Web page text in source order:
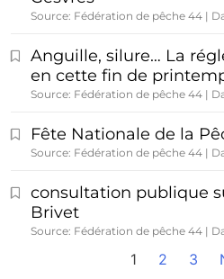
Source: Fédération de pêche 44
Anguille, silure… La
en cette fin de
Source: Fédération de pêche 44
Fête Nationale de la
Source: Fédération de pêche 44
consultation publique
Brivet
Source: Fédération de pêche 44
1 2 3